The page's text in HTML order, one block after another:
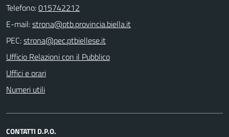
Telefono:015742212
E-mail:
PEC:
Ufficio Relazioni con il Pubblico
Uffici e orari
Numeri utili
CONTATTI D.P.O.